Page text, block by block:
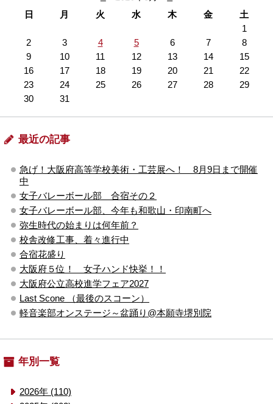
日
月 火 水 木 金
土
1
2
3 4 5 6 7
8
9
10 11 12 13 14
15
16
17 18 19 20 21
22
23
24 25 26 27 28
29
30
31
最近の記事
急げ！大阪府高等学校美術・工芸展へ！ 8月9日まで開催
中
女子バレーボール部 合宿その２
女子バレーボール部、今年も和歌山・印南町へ
弥生時代の始まりは何年前？
校舎改修工事、着々進行中
合宿花盛り
大阪府５位！ 女子ハンド快挙！！
大阪府公立高校進学フェア2027
Last Scone （最後のスコーン）
軽音楽部オンステージ～盆踊り@本願寺堺別院
年別一覧
2026年 (110)